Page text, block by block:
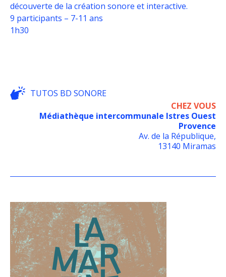
découverte de la création sonore et interactive.
9 participants – 7-11 ans
1h30
TUTOS BD SONORE
CHEZ VOUS
Médiathèque intercommunale Istres Ouest
Provence
Av. de la République,
13140 Miramas